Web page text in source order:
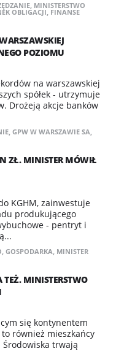
, MINISTERSTWO
OBLIGACJI, FINANSE
POZIOMU
na warszawskiej
spółek - utrzymuje
Drożeją akcje banków
, GPW W WARSZAWIE SA,
ZŁ. MINISTER MÓWIŁ
KGHM, zainwestuje
produkującego
- pentryt i
, GOSPODARKA, MINISTER
TEŻ. MINISTERSTWO
się kontynentem
również mieszkańcy
trwają